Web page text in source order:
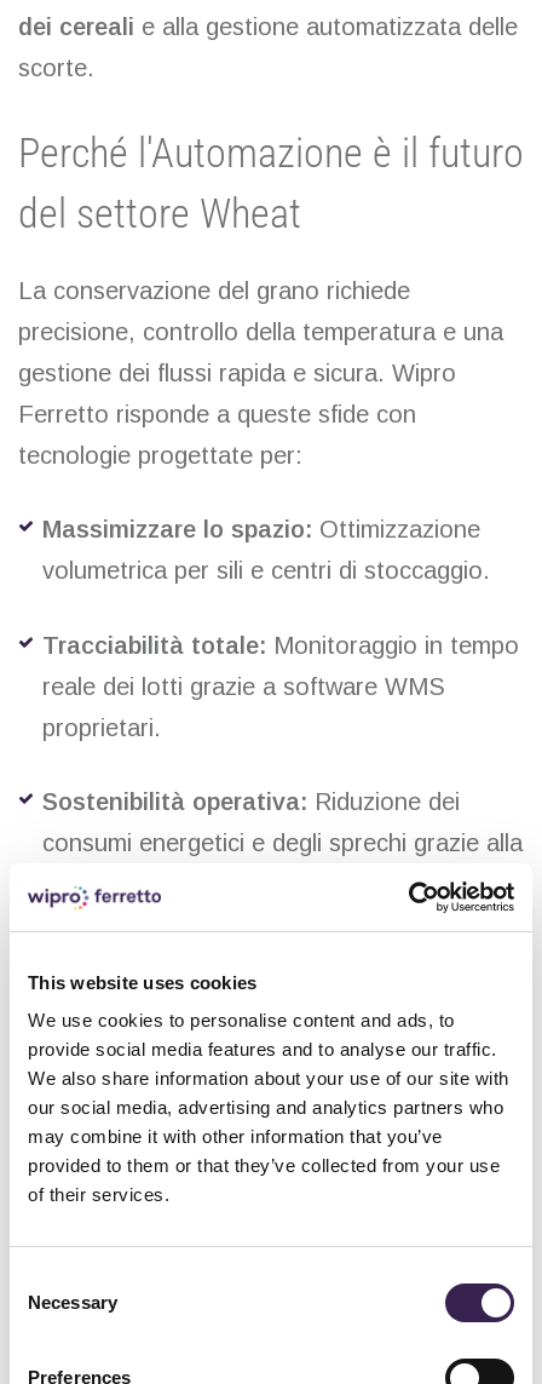
This website uses cookies
We use cookies to personalise content and ads, to
provide social media features and to analyse our traffic.
We also share information about your use of our site with
our social media, advertising and analytics partners who
may combine it with other information that you’ve
provided to them or that they’ve collected from your use
of their services.
Selection
Necessary
Preferences
dei cereali e alla gestione automatizzata delle
scorte.
Perché l'Automazione è il futuro
del settore Wheat
La conservazione del grano richiede
precisione, controllo della temperatura e una
gestione dei flussi rapida e sicura. Wipro
Ferretto risponde a queste sfide con
tecnologie progettate per:
Massimizzare lo spazio: Ottimizzazione
volumetrica per sili e centri di stoccaggio.
Tracciabilità totale: Monitoraggio in tempo
reale dei lotti grazie a software WMS
proprietari.
Sostenibilità operativa: Riduzione dei
consumi energetici e degli sprechi grazie alla
precisione robotica.
IWC 2026 Bologna: I
dettagli dell'evento
Il Congresso Internazionale del Grano è il
punto d'incontro per la ricerca, la genetica e,
sempre di più, l'ingegneria applicata
all'agrifood.